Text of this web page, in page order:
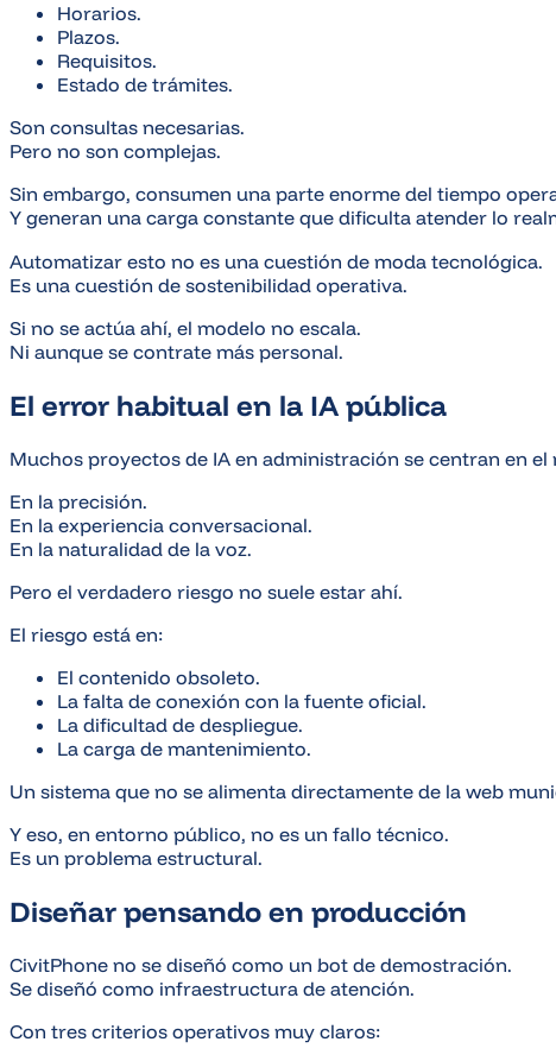
Horarios.
Plazos.
Requisitos.
Estado de trámites.
Son consultas necesarias.
Pero no son complejas.
Sin embargo, consumen una parte enorme del tiempo
Y generan una carga constante que dificulta atender lo
Automatizar esto no es una cuestión de moda tecnológica.
Es una cuestión de sostenibilidad operativa.
Si no se actúa ahí, el modelo no escala.
Ni aunque se contrate más personal.
El error habitual en la IA pública
Muchos proyectos de IA en administración se centran en el
En la precisión.
En la experiencia conversacional.
En la naturalidad de la voz.
Pero el verdadero riesgo no suele estar ahí.
El riesgo está en:
El contenido obsoleto.
La falta de conexión con la fuente oficial.
La dificultad de despliegue.
La carga de mantenimiento.
Un sistema que no se alimenta directamente de la web
Y eso, en entorno público, no es un fallo técnico.
Es un problema estructural.
Diseñar pensando en producción
CivitPhone no se diseñó como un bot de demostración.
Se diseñó como infraestructura de atención.
Con tres criterios operativos muy claros: